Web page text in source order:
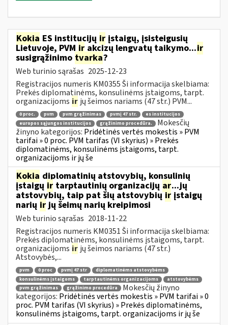
Kokia ES institucijų ir įstaigų, įsisteigusių
Lietuvoje, PVM ir akcizų lengvatų taikymo...ir
susigrąžinimo tvarka?
Web turinio sąrašas 2025-12-23
Registracijos numeris KM0355 Ši informacija skelbiama:
Prekės diplomatinėms, konsulinėms įstaigoms, tarpt.
organizacijoms ir jų šeimos nariams (47 str.) PVM...
0 proc. pvm pvm grąžinimas pvmį 47 str.
es institucijos
europos sąjungos institucijos
grąžinimo procedūra.
Mokesčių
žinyno kategorijos: Pridėtinės vertės mokestis » PVM
tarifai » 0 proc. PVM tarifas (VI skyrius) » Prekės
diplomatinėms, konsulinėms įstaigoms, tarpt.
organizacijoms ir jų še
Kokia diplomatinių atstovybių, konsulinių
įstaigų ir tarptautinių organizacijų ar...jų
atstovybių, taip pat šių atstovybiųir įstaigų
narių irjų šeimų narių kreipimosi
Web turinio sąrašas 2018-11-22
Registracijos numeris KM0351 Ši informacija skelbiama:
Prekės diplomatinėms, konsulinėms įstaigoms, tarpt.
organizacijoms ir jų šeimos nariams (47 str.)
Atstovybės,...
pvm 0 proc pvmį 47 str
diplomatinėms atstovybėms
konsulinėms įstaigoms
tarptautinėms organizacijoms
atstovybėms
pvm grąžinimas
grąžinimo procedūra
Mokesčių žinyno
kategorijos: Pridėtinės vertės mokestis » PVM tarifai » 0
proc. PVM tarifas (VI skyrius) » Prekės diplomatinėms,
konsulinėms įstaigoms, tarpt. organizacijoms ir jų še